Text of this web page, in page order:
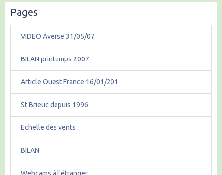
Pages
VIDEO Averse 31/05/07
BILAN printemps 2007
Article Ouest France 16/01/201
St Brieuc depuis 1996
Echelle des vents
BILAN
Webcams à l'étranger